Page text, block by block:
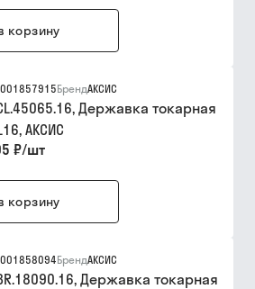
корзину
БрендАКСИС
Державка токарная
АКСИС
₽/шт
корзину
БрендАКСИС
Державка токарная